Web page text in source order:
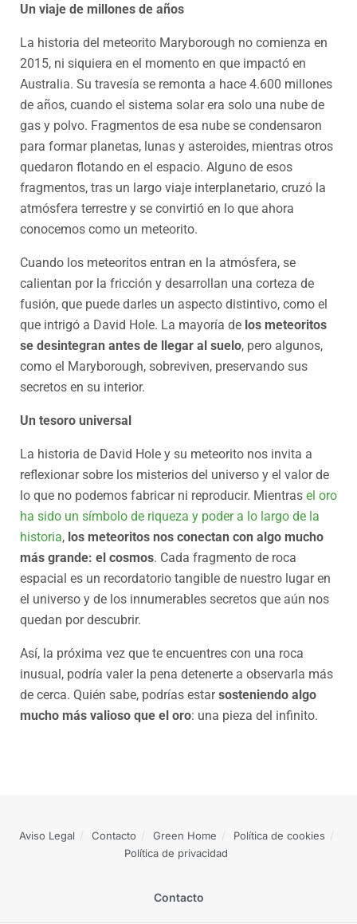
Un viaje de millones de años
La historia del meteorito Maryborough no comienza en
2015, ni siquiera en el momento en que impactó en
Australia. Su travesía se remonta a hace 4.600 millones
de años, cuando el sistema solar era solo una nube de
gas y polvo. Fragmentos de esa nube se condensaron
para formar planetas, lunas y asteroides, mientras otros
quedaron flotando en el espacio. Alguno de esos
fragmentos, tras un largo viaje interplanetario, cruzó la
atmósfera terrestre y se convirtió en lo que ahora
conocemos como un meteorito.
Cuando los meteoritos entran en la atmósfera, se
calientan por la fricción y desarrollan una corteza de
fusión, que puede darles un aspecto distintivo, como el
que intrigó a David Hole. La mayoría de los meteoritos
se desintegran antes de llegar al suelo, pero algunos,
como el Maryborough, sobreviven, preservando sus
secretos en su interior.
Un tesoro universal
La historia de David Hole y su meteorito nos invita a
reflexionar sobre los misterios del universo y el valor de
lo que no podemos fabricar ni reproducir. Mientras el oro
ha sido un símbolo de riqueza y poder a lo largo de la
historia, los meteoritos nos conectan con algo mucho
más grande: el cosmos. Cada fragmento de roca
espacial es un recordatorio tangible de nuestro lugar en
el universo y de los innumerables secretos que aún nos
quedan por descubrir.
Así, la próxima vez que te encuentres con una roca
inusual, podría valer la pena detenerte a observarla más
de cerca. Quién sabe, podrías estarsosteniendo algo
mucho más valioso que el oro: una pieza del infinito.
Aviso Legal Contacto Green Home
Política de cookies
Política de privacidad
Contacto